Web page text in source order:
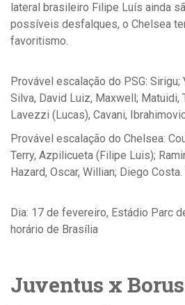
lateral brasileiro Filipe Luís ainda
possíveis desfalques, o Chelsea
favoritismo.
Provável escalação do PSG: Sirigu;
Silva, David Luiz, Maxwell; Matuidi,
Lavezzi (Lucas), Cavani,
Provável escalação do Chelsea:
Terry, Azpilicueta (Filipe Luis);
Hazard, Oscar, Willian; Diego
Dia: 17 de fevereiro, Estádio Parc
horário de Brasília
Juventus x